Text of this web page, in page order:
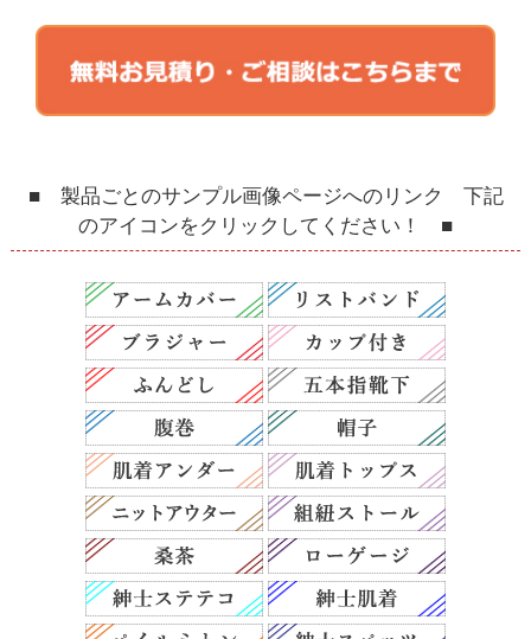
■ 製品ごとのサンプル画像ページへのリンク 下記
のアイコンをクリックしてください！ ■